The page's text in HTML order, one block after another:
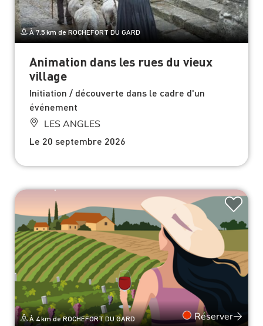
À 7.5 km de ROCHEFORT DU GARD
Animation dans les rues du vieux
village
Initiation / découverte dans le cadre d'un
événement
LES ANGLES
Le 20 septembre 2026
À 4 km de ROCHEFORT DU GARD Réserver